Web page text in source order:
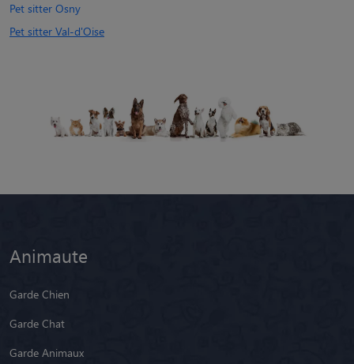
Pet sitter Osny
Pet sitter Val-d'Oise
Animaute
Garde Chien
Garde Chat
Garde Animaux